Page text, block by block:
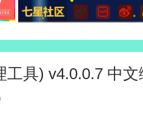
具) v4.0.0.7 中文